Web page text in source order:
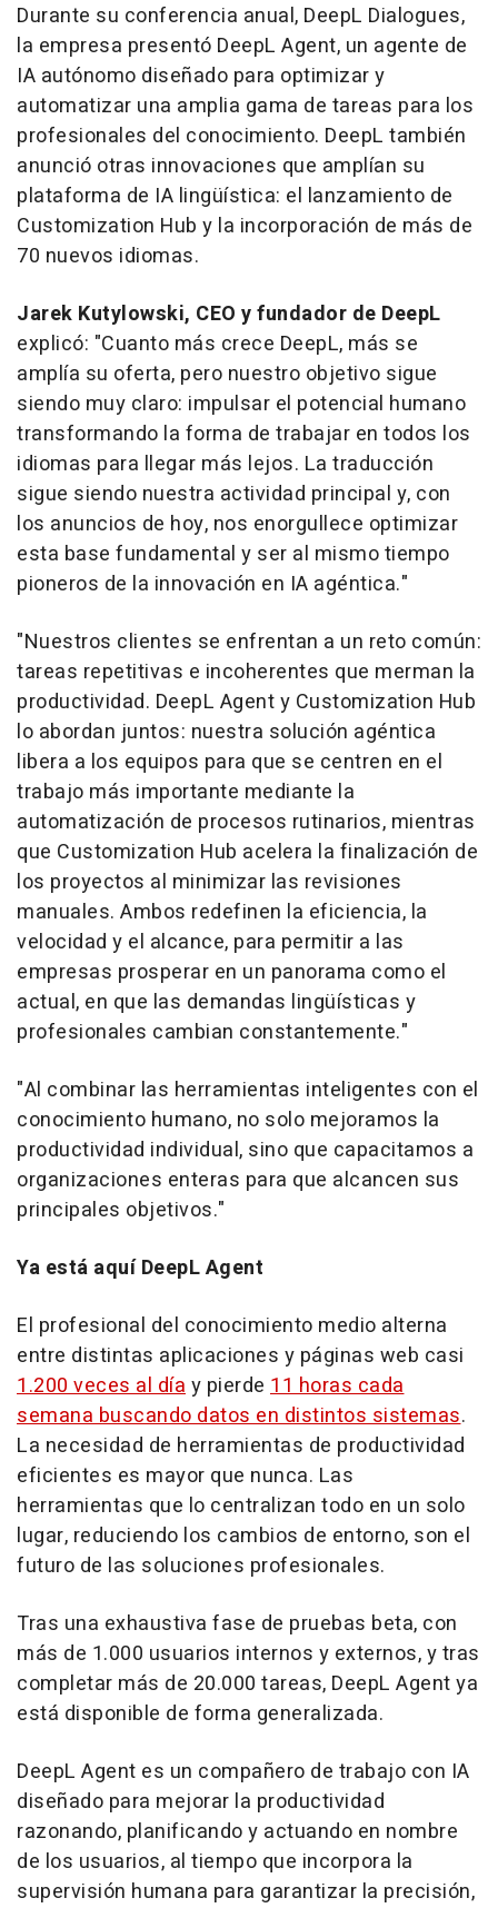
Durante su conferencia anual, DeepL Dialogues,
la empresa presentó DeepL Agent, un agente de
IA autónomo diseñado para optimizar y
automatizar una amplia gama de tareas para los
profesionales del conocimiento. DeepL también
anunció otras innovaciones que amplían su
plataforma de IA lingüística: el lanzamiento de
Customization Hub y la incorporación de más de
70 nuevos idiomas.
Jarek Kutylowski, CEO y fundador de DeepL
explicó: "Cuanto más crece DeepL, más se
amplía su oferta, pero nuestro objetivo sigue
siendo muy claro: impulsar el potencial humano
transformando la forma de trabajar en todos los
idiomas para llegar más lejos. La traducción
sigue siendo nuestra actividad principal y, con
los anuncios de hoy, nos enorgullece optimizar
esta base fundamental y ser al mismo tiempo
pioneros de la innovación en IA agéntica."
"Nuestros clientes se enfrentan a un reto común:
tareas repetitivas e incoherentes que merman la
productividad. DeepL Agent y Customization Hub
lo abordan juntos: nuestra solución agéntica
libera a los equipos para que se centren en el
trabajo más importante mediante la
automatización de procesos rutinarios, mientras
que Customization Hub acelera la finalización de
los proyectos al minimizar las revisiones
manuales. Ambos redefinen la eficiencia, la
velocidad y el alcance, para permitir a las
empresas prosperar en un panorama como el
actual, en que las demandas lingüísticas y
profesionales cambian constantemente."
"Al combinar las herramientas inteligentes con el
conocimiento humano, no solo mejoramos la
productividad individual, sino que capacitamos a
organizaciones enteras para que alcancen sus
principales objetivos."
Ya está aquí DeepL Agent
El profesional del conocimiento medio alterna
entre distintas aplicaciones y páginas web casi
1.200 veces al díay pierde 11 horas cada
semana buscando datos en distintos sistemas.
La necesidad de herramientas de productividad
eficientes es mayor que nunca. Las
herramientas que lo centralizan todo en un solo
lugar, reduciendo los cambios de entorno, son el
futuro de las soluciones profesionales.
Tras una exhaustiva fase de pruebas beta, con
más de 1.000 usuarios internos y externos, y tras
completar más de 20.000 tareas, DeepL Agent ya
está disponible de forma generalizada.
DeepL Agent es un compañero de trabajo con IA
diseñado para mejorar la productividad
razonando, planificando y actuando en nombre
de los usuarios, al tiempo que incorpora la
supervisión humana para garantizar la precisión,